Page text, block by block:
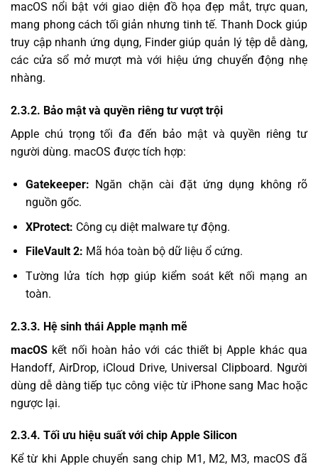
macOS nổi bật với giao diện đồ họa đẹp mắt, trực quan,
mang phong cách tối giản nhưng tinh tế. Thanh Dock giúp
truy cập nhanh ứng dụng, Finder giúp quản lý tệp dễ dàng,
các cửa sổ mở mượt mà với hiệu ứng chuyển động nhẹ
nhàng.
2.3.2. Bảo mật và quyền riêng tư vượt trội
Apple chú trọng tối đa đến bảo mật và quyền riêng tư
người dùng. macOS được tích hợp:
Gatekeeper: Ngăn chặn cài đặt ứng dụng không rõ
nguồn gốc.
XProtect: Công cụ diệt malware tự động.
FileVault 2: Mã hóa toàn bộ dữ liệu ổ cứng.
Tường lửa tích hợp giúp kiểm soát kết nối mạng an
toàn.
2.3.3. Hệ sinh thái Apple mạnh mẽ
macOS kết nối hoàn hảo với các thiết bị Apple khác qua
Handoff, AirDrop, iCloud Drive, Universal Clipboard. Người
dùng dễ dàng tiếp tục công việc từ iPhone sang Mac hoặc
ngược lại.
2.3.4. Tối ưu hiệu suất với chip Apple Silicon
Kể từ khi Apple chuyển sang chip M1, M2, M3, macOS đã